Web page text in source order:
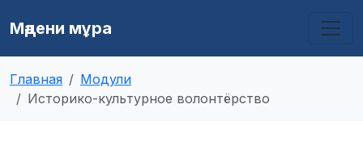
Мәдени мұра
Главная
Модули
Историко-культурное волонтёрство